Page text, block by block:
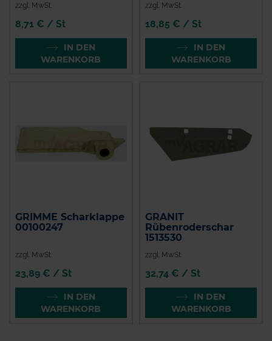
zzgl. MwSt.
8,71 € / St
IN DEN
WARENKORB
zzgl. MwSt.
18,85 € / St
IN DEN
WARENKORB
GRIMME Scharklappe
00100247
zzgl. MwSt.
23,89 € / St
IN DEN
WARENKORB
GRANIT
Rübenroderschar
1513530
zzgl. MwSt.
32,74 € / St
IN DEN
WARENKORB